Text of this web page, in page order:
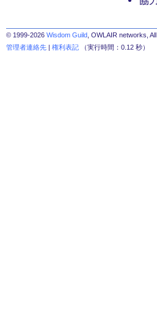
© 1999-2026 Wisdom Guild , OWLAIR networks,
管理者連絡先 | 権利表記 （実行時間：0.12 秒）